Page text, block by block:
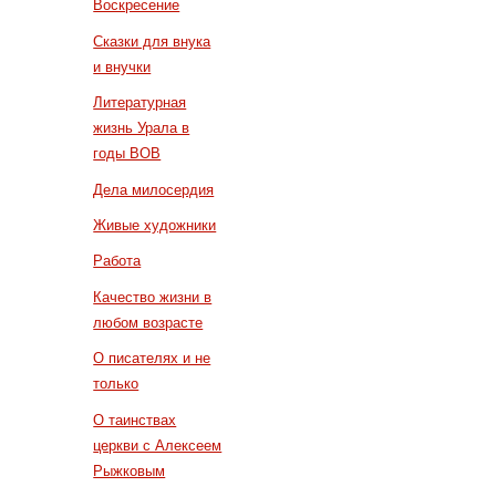
Воскресение
Сказки для внука
и внучки
Литературная
жизнь Урала в
годы ВОВ
Дела милосердия
Живые художники
Работа
Качество жизни в
любом возрасте
О писателях и не
только
О таинствах
церкви с Алексеем
Рыжковым